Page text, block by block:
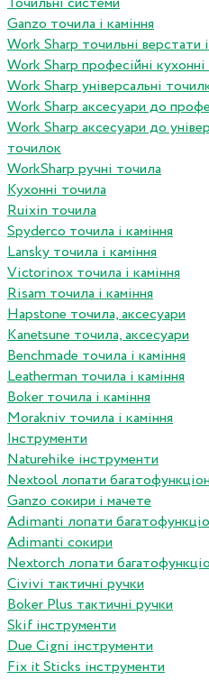
Ganzo точила і каміння
Work Sharp точильні верстати
Work Sharp професiйнi
Work Sharp унiверсальнi
Work Sharp аксесуари до
Work Sharp аксесуари до
точилок
WorkSharp ручні точила
Кухонні точила
Ruixin точила
Spyderco точила і каміння
Lansky точила і каміння
Victorinox точила і каміння
Risam точила і каміння
Hapstone точила, аксесуари
Kanetsune точила, аксесуари
Benchmade точила і каміння
Leatherman точила і каміння
Boker точила і каміння
Morakniv точила і каміння
Інструменти
Naturehike інструменти
Nextool лопати
Ganzo сокири і мачете
Adimanti лопати
Adimanti сокири
Nextorch лопати
Сivivi тактичні ручки
Boker Plus тактичні ручки
Skif інструменти
Due Cigni інструменти
Fix it Sticks інструменти